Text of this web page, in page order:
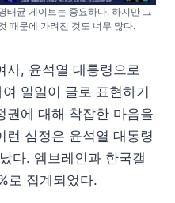
태균 게이트는 중요하다. 하지만 그
때문에 가려진 것도 너무 많다.
사, 윤석열 대통령으로
일일이 글로 표현하기
권에 대해 착잡한 마음을
런 심정은 윤석열 대통령
다. 엠브레인과 한국갤
로 집계되었다.